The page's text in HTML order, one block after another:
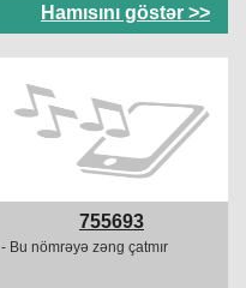
Hamısını göstər >>
755693
- Bu nömrəyə zəng çatmır